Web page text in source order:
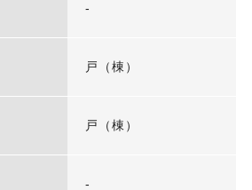
-
戸（棟）
戸（棟）
-